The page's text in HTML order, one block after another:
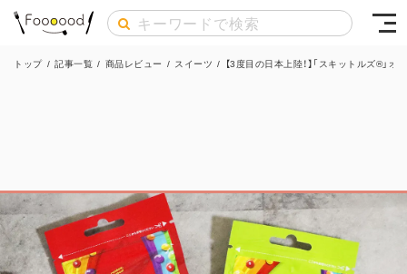
トップ / 記事一覧 / 商品レビュー / スイーツ / 【3度目の日本上陸！】「スキットルズ®」